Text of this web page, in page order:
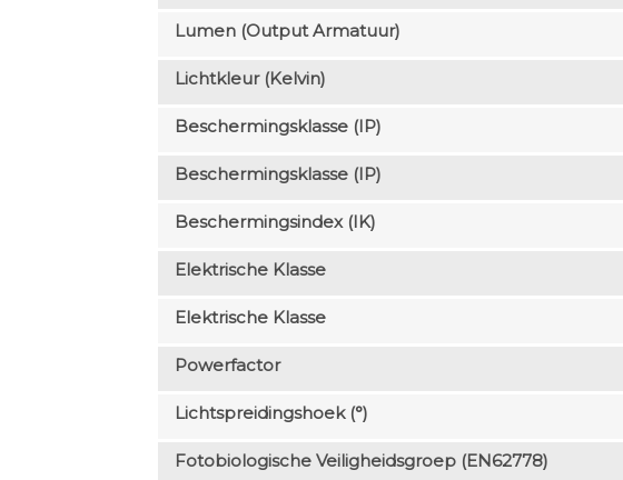
Lumen (output Armatuur)
Lichtkleur (Kelvin)
Beschermingsklasse (IP)
Beschermingsklasse (IP)
Beschermingsindex (IK)
Elektrische Klasse
Elektrische Klasse
Powerfactor
Lichtspreidingshoek (°)
Fotobiologische Veiligheidsgroep (EN62778)